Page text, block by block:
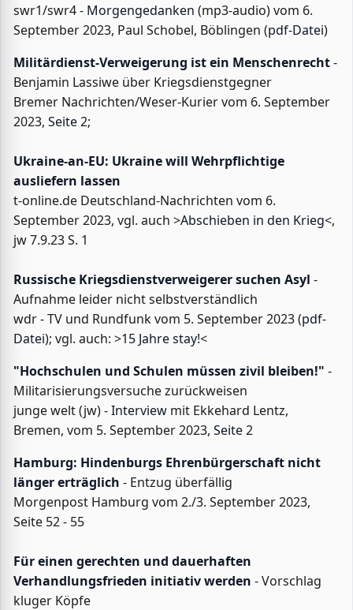
swr1/swr4 - Morgengedanken (mp3-audio) vom 6.
September 2023, Paul Schobel, Böblingen (pdf-Datei)
Militärdienst-Verweigerung ist ein Menschenrecht-
Benjamin Lassiwe über Kriegsdienstgegner
Bremer Nachrichten/Weser-Kurier vom 6. September
2023, Seite2;
Ukraine-an-EU: Ukraine will Wehrpflichtige
ausliefern lassen
t-online.de Deutschland-Nachrichten vom 6.
September 2023, vgl. auch >Abschieben in den Krieg<,
jw 7.9.23 S. 1
Russische Kriegsdienstverweigerer suchen Asyl -
Aufnahme leider nicht selbstverständlich
wdr - TV und Rundfunk vom 5. September 2023 (pdf-
Datei); vgl. auch: >15 Jahre stay!<
"Hochschulen und Schulen müssen zivil bleiben!" -
Militarisierungsversuche zurückweisen
junge welt (jw) -Interview mit Ekkehard Lentz,
Bremen, vom 5. September 2023, Seite2
Hamburg: Hindenburgs Ehrenbürgerschaft nicht
länger erträglich - Entzug überfällig
Morgenpost Hamburg vom 2./3. September 2023,
Seite 52 - 55
Für einen gerechten und dauerhaften
Verhandlungsfrieden initiativ werden - Vorschlag
kluger Köpfe